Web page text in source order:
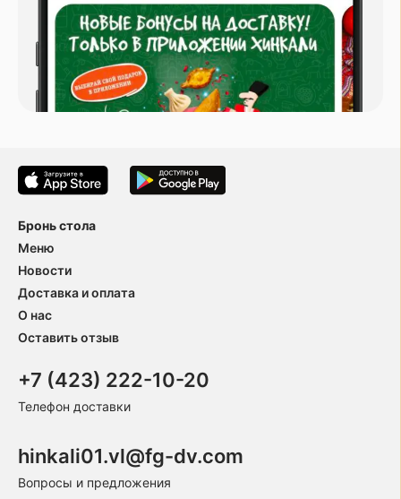
Бронь стола
Меню
Новости
Доставка и оплата
О нас
Оставить отзыв
+7 (423) 222-10-20
Телефон доставки
hinkali01.vl@fg-dv.com
Вопросы и предложения